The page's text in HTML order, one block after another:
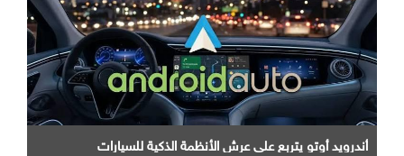
أندرويد أوتو يتربع علي عرش الأنظمة الذكية للسيارات